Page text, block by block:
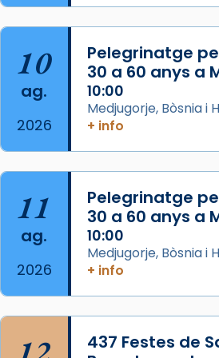
de Barcelona.
2 weeks ago
Aquest dilluns, 27 de juliol,
missa d’acció de gràcies
comitè organitzador de la
del Sant Pare Lleó XIV a
col·laboradors, a la
concelebrat el bisbe
Mons. David Abadías.
📸 Dr. G. Simón
Photo
View on Facebook · Share
Arquebisbat de
10
ag.
2026
Pelegrinatge
30 a 60 anys a
10:00
Medjugorje, Bòsnia i
+ info
11
ag.
2026
Pelegrinatge
30 a 60 anys a
10:00
Medjugorje, Bòsnia i
+ info
437 Festes de